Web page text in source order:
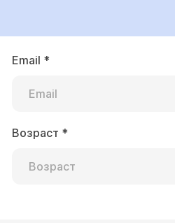
Email *
Возраст *